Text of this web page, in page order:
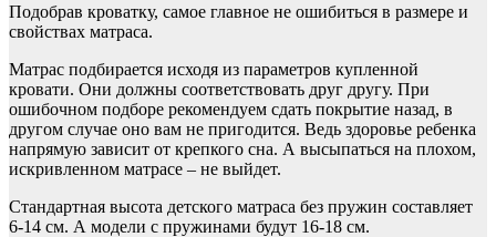
Подобрав кроватку, самое главное не ошибиться в размере и
свойствах матраса.
Матрас подбирается исходя из параметров купленной
кровати. Они должны соответствовать друг другу. При
ошибочном подборе рекомендуем сдать покрытие назад, в
другом случае оно вам не пригодится. Ведь здоровье ребенка
напрямую зависит от крепкого сна. А высыпаться на плохом,
искривленном матрасе – не выйдет.
Стандартная высота детского матраса без пружин составляет
6-14 см. А модели с пружинами будут 16-18 см.